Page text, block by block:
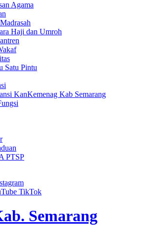
Agama
Haji dan Umroh
Satu Pintu
KanKemenag Kab Semarang
PTSP
TikTok
Semarang